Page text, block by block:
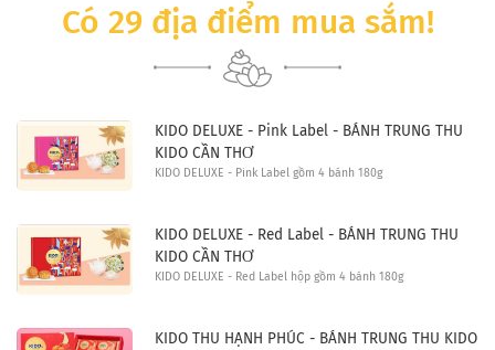
Có 29 địa điểm mua sắm!
KIDO DELUXE - Pink Label - BÁNH TRUNG THU
KIDO CẦN THƠ
KIDO DELUXE - Pink Label gồm 4 bánh 180g
KIDO DELUXE - Red Label - BÁNH TRUNG THU
KIDO CẦN THƠ
KIDO DELUXE - Red Label hộp gồm 4 bánh 180g
KIDO THU HẠNH PHÚC - BÁNH TRUNG THU KIDO